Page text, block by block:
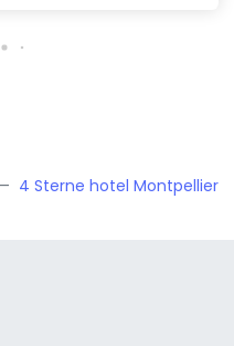
4 Sterne hotel Montpellier